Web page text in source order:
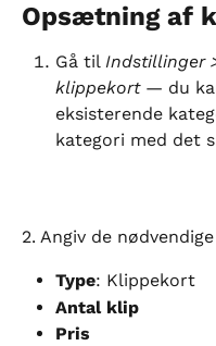
Opsætning af
Gå til Indstillinger
klippekort — du
eksisterende
kategori med det
2. Angiv de
Type: Klippekort
Antal klip
Pris